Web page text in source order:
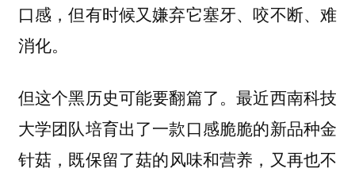
口感，但有时候又嫌弃它塞牙、咬不断、难
消化。
但这个黑历史可能要翻篇了。最近西南科技
大学团队培育出了一款口感脆脆的新品种金
针菇 ，既保留了菇的风味和营养，又再也不